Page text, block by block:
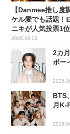
【Danmee推し度
ケル愛でも話題！
ニキが人気投票1位
2026.06.09
2カ
ボー
BTS
月K-